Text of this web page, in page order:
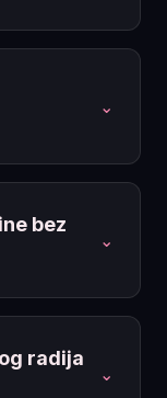
⌄
bez
⌄
radija
⌄